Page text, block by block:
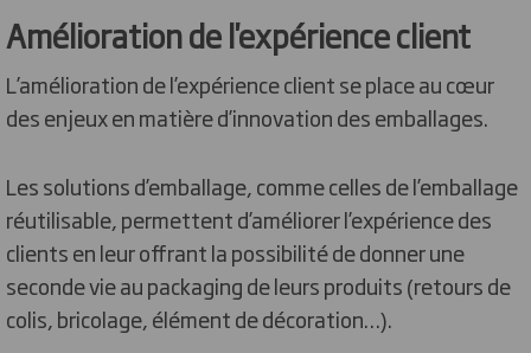
Amélioration de l'expérience client
L’amélioration de l’expérience client se place au cœur
des enjeux en matière d’innovation des emballages.
Les solutions d’emballage, comme celles de l’emballage
réutilisable, permettent d’améliorer l’expérience des
clients en leur offrant la possibilité de donner une
seconde vie au packaging de leurs produits (retours de
colis, bricolage, élément de décoration…).